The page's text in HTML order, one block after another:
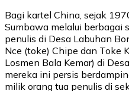
Bagi kartel China, sejak
Sumbawa melalui berbagai
penulis di Desa Labuhan
Nce (toke) Chipe dan Toke
Losmen Bala Kemar) di
mereka ini persis
milik orang tua penulis di